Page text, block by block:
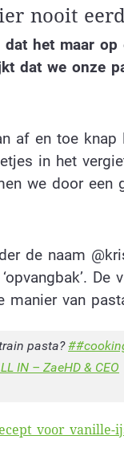
nooit
het maar
dat we onze
af en toe
in het
we door een
de naam
manier van
pasta?
IN – ZaeHD & CEO
voor vanille-